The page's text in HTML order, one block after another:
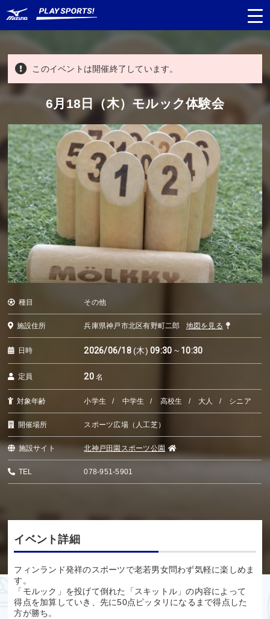
種目から探す
日程から探す
対象年齢 から探す
このイベントは開催終了しています。
6月18日（木）モルック体験会
種目 その他
施設住所 兵庫県神戸市北区有野町二郎 地図を見る
日時 2026/06/18 (木) 09:30 ~ 10:30
定員 20名
対象年齢 小学生 中学生 高校生 大人 シニア
開催場所 スポーツ広場（人工芝）
施設サイト 北神戸田園スポーツ公園
TEL 078-951-5901
イベント詳細
フィンランド発祥のスポーツで老若男女問わず気軽に楽しめま
す。
「モルック」を投げて倒れた「スキットル」の内容によって
得点を加算していき、先に50点ピッタリになるまで得点した
方が勝ち。